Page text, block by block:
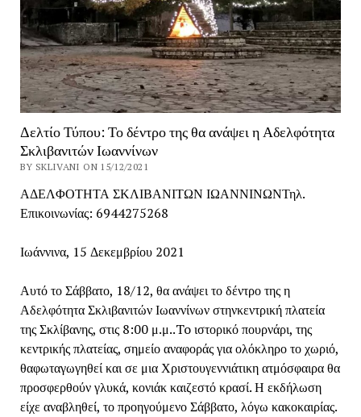
Δελτίο Τύπου: Το δέντρο της θα ανάψει η Αδελφότητα
Σκλιβανιτών Ιωαννίνων
BY SKLIVANI ON 15/12/2021
ΑΔΕΛΦΟΤΗΤΑ ΣΚΛΙΒΑΝΙΤΩΝ ΙΩΑΝΝΙΝΩΝΤηλ.
Επικοινωνίας: 6944275268
Ιωάννινα, 15 Δεκεμβρίου 2021
Αυτό το Σάββατο, 18/12, θα ανάψει το δέντρο της η
Αδελφότητα Σκλιβανιτών Ιωαννίνων στηνκεντρική πλατεία
της Σκλίβανης, στις 8:00 μ.μ..To ιστορικό πουρνάρι, της
κεντρικής πλατείας, σημείο αναφοράς για ολόκληρο το χωριό,
θαφωταγωγηθεί και σε μια Χριστουγεννιάτικη ατμόσφαιρα θα
προσφερθούν γλυκά, κονιάκ καιζεστό κρασί. Η εκδήλωση
είχε αναβληθεί, το προηγούμενο Σάββατο, λόγω κακοκαιρίας.